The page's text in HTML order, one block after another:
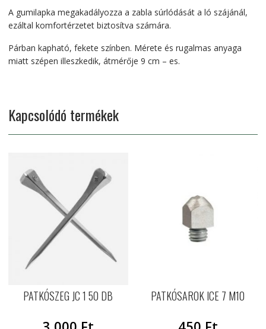
A gumilapka megakadályozza a zabla súrlódását a ló szájánál,
ezáltal komfortérzetet biztosítva számára.
Párban kapható, fekete színben. Mérete és rugalmas anyaga
miatt szépen illeszkedik, átmérője 9 cm – es.
Kapcsolódó termékek
PATKÓSZEG JC 1 50 DB PATKÓSAROK ICE 7 M10